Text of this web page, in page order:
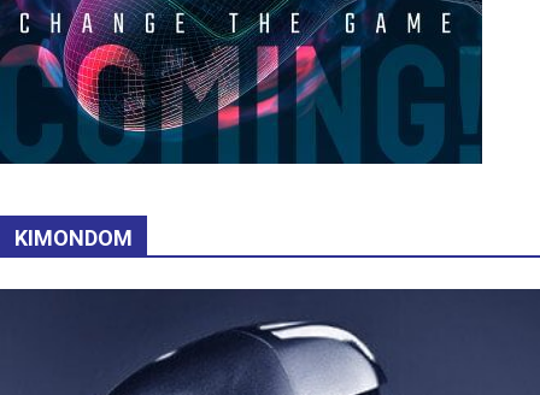
KIMONDOM